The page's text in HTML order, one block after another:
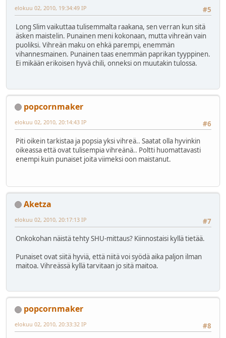
#5
elokuu 02, 2010, 19:34:49 IP
Long Slim vaikuttaa tulisemmalta raakana, sen verran kun sitä
äsken maistelin. Punainen meni kokonaan, mutta vihreän vain
puoliksi. Vihreän maku on ehkä parempi, enemmän
vihannesmainen. Punainen taas enemmän paprikan tyyppinen.
Ei mikään erikoisen hyvä chili, onneksi on muutakin tulossa.
popcornmaker
#6
elokuu 02, 2010, 20:14:43 IP
Piti oikein tarkistaa ja popsia yksi vihreä.. Saatat olla hyvinkin
oikeassa että ovat tulisempia vihreänä.. Poltti huomattavasti
enempi kuin punaiset joita viimeksi oon maistanut.
Aketza
#7
elokuu 02, 2010, 20:17:13 IP
Onkokohan näistä tehty SHU-mittaus? Kiinnostaisi kyllä tietää.
Punaiset ovat siitä hyviä, että niitä voi syödä aika paljon ilman
maitoa. Vihreässä kyllä tarvitaan jo sitä maitoa.
popcornmaker
#8
elokuu 02, 2010, 20:33:32 IP